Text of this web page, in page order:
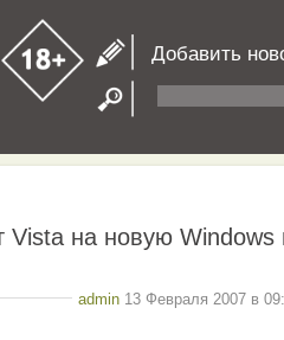
Добавить
Vista на новую Windows
admin 13 Февраля 2007 в